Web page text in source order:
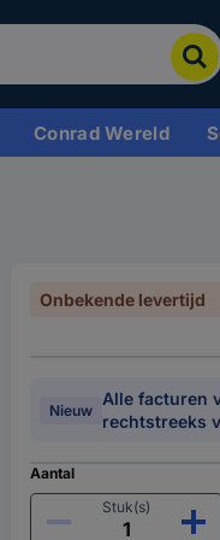
Conrad Wereld
Onbekende levertijd
Nieuw
Alle facturen
rechtstreeks
Aantal
Stuk(s)